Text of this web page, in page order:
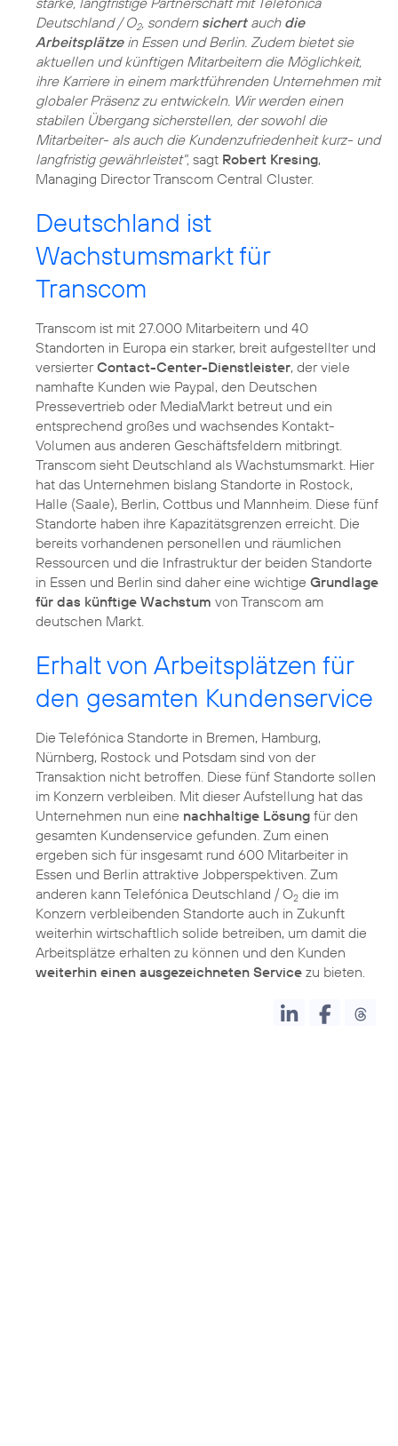
Deutschland / O2, sondern sichertauch die
Arbeitsplätzein Essen und Berlin. Zudem bietet sie
aktuellen und künftigen Mitarbeitern die Möglichkeit,
ihre Karriere in einem marktführenden Unternehmen mit
globaler Präsenz zu entwickeln. Wir werden einen
stabilen Übergang sicherstellen, der sowohl die
Mitarbeiter- als auch die Kundenzufriedenheit kurz- und
langfristig gewährleistet", sagt Robert Kresing,
Managing Director Transcom Central Cluster.
Deutschland ist
Wachstumsmarkt für
Transcom
Transcom ist mit 27.000 Mitarbeitern und 40
Standorten in Europa ein starker, breit aufgestellter und
versierterContact-Center-Dienstleister, der viele
namhafte Kunden wie Paypal, den Deutschen
Pressevertrieb oder MediaMarkt betreut und ein
entsprechend großes und wachsendes Kontakt-
Volumen aus anderen Geschäftsfeldern mitbringt.
Transcom sieht Deutschland als Wachstumsmarkt. Hier
hat das Unternehmen bislang Standorte in Rostock,
Halle (Saale), Berlin, Cottbus und Mannheim. Diese fünf
Standorte haben ihre Kapazitätsgrenzen erreicht. Die
bereits vorhandenen personellen und räumlichen
Ressourcen und die Infrastruktur der beiden Standorte
in Essen und Berlin sind daher eine wichtige Grundlage
für das künftige Wachstum von Transcom am
deutschen Markt.
Erhalt von Arbeitsplätzen für
den gesamten Kundenservice
Die Telefónica Standorte in Bremen, Hamburg,
Nürnberg, Rostock und Potsdam sind von der
Transaktion nicht betroffen. Diese fünf Standorte sollen
im Konzern verbleiben. Mit dieser Aufstellung hat das
Unternehmen nun eine nachhaltige Lösung für den
gesamten Kundenservice gefunden. Zum einen
ergeben sich für insgesamt rund 600 Mitarbeiter in
Essen und Berlin attraktive Jobperspektiven. Zum
anderen kann Telefónica Deutschland / O2 die im
Konzern verbleibenden Standorte auch in Zukunft
weiterhin wirtschaftlich solide betreiben, um damit die
Arbeitsplätze erhalten zu können und den Kunden
weiterhin einen ausgezeichneten Service zu bieten.